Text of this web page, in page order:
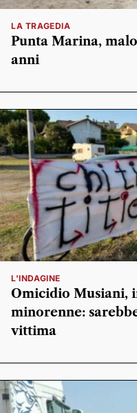
LA TRAGEDIA
Punta Marina,
anni
L'INDAGINE
Omicidio Musiani,
minorenne:
vittima